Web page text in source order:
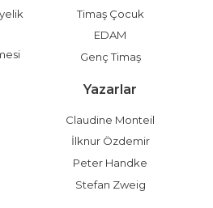
Timaş Çocuk
EDAM
Genç Timaş
Yazarlar
Claudine Monteil
İlknur Özdemir
Peter Handke
Stefan Zweig